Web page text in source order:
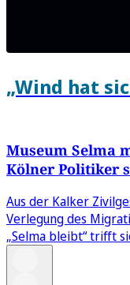
„Wind hat
Museum Selma
Kölner Politiker
Aus der Kalker
Verlegung des
„Selma bleibt“ trifft